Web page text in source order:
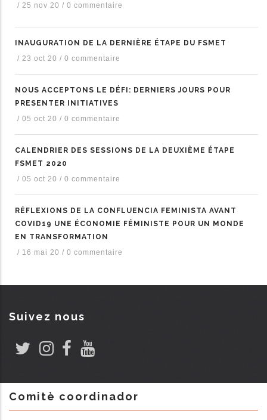
/ 25 nov 20 / 0 commentaire
INAUGURATION DE LA DERNIÈRE ÉTAPE DU FSMET
/ 23 oct 20 / 0 commentaire
NOUS ACCEPTONS LE DÉFI: DERNIERS JOURS POUR
PRESENTER INITIATIVES
/ 05 oct 20 / 0 commentaire
CALENDRIER DES SESSIONS DE LA DEUXIÈME ÉTAPE
FSMET 2020
/ 05 oct 20 / 0 commentaire
RÉFLEXIONS DE LA CONFLUENCIA FEMINISTA AVANT
COVID19 UNE ÉCONOMIE FÉMINISTE POUR UN MONDE
EN TRANSFORMATION
/ 16 mai 20 / 0 commentaire
Suivez nous
Comitè coordinador